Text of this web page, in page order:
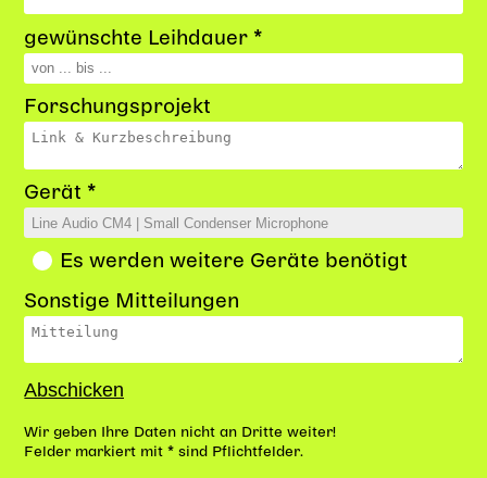
gewünschte Leihdauer *
Forschungsprojekt
Gerät *
Es werden weitere Geräte benötigt
Sonstige Mitteilungen
Wir geben Ihre Daten nicht an Dritte weiter!
Felder markiert mit * sind Pflichtfelder.